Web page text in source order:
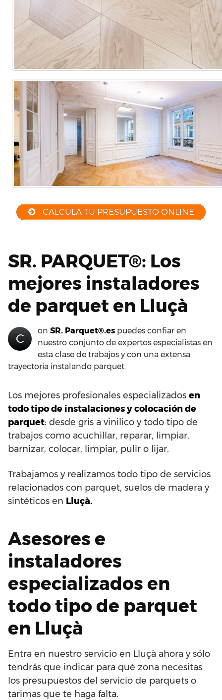
CALCULA TU PRESUPUESTO ONLINE
SR. PARQUET®: Los
mejores instaladores
de parquet en Lluçà
C
on SR. Parquet®.es puedes confiar en
nuestro conjunto de expertos especialistas en
esta clase de trabajos y con una extensa
trayectoria instalando parquet.
Los mejores profesionales especializados en
todo tipo de instalaciones y colocación de
parquet: desde gris a vinilico y todo tipo de
trabajos como acuchillar, reparar, limpiar,
barnizar, colocar, limpiar, pulir o lijar.
Trabajamos y realizamos todo tipo de servicios
relacionados con parquet, suelos de madera y
sintéticos en Lluçà.
Asesores e
instaladores
especializados en
todo tipo de parquet
en Lluçà
Entra en nuestro servicio en Lluçà ahora y sólo
tendrás que indicar para qué zona necesitas
los presupuestos del servicio de parquets o
tarimas que te haga falta.